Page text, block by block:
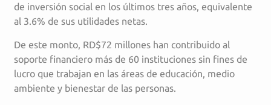
de inversión social en los últimos tres años, equivalente
al 3.6% de sus utilidades netas.
De este monto, RD$72 millones han contribuido al
soporte financiero más de 60 instituciones sin fines de
lucro que trabajan en las áreas de educación, medio
ambiente y bienestar de las personas.